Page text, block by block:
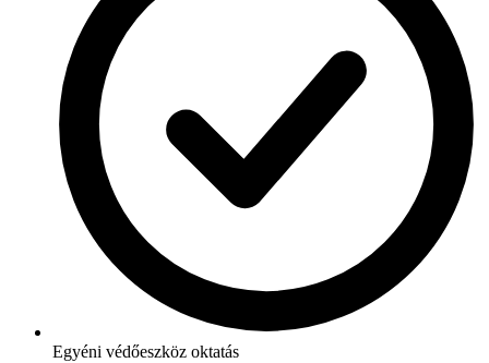
Egyéni védőeszköz oktatás